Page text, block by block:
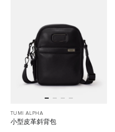
TUMI ALPHA
小型皮革斜背包